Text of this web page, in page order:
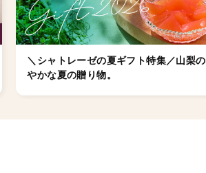
＼シャトレーゼの夏ギフト特集／山梨
やかな夏の贈り物。